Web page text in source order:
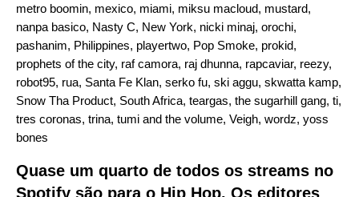
metro boomin, mexico, miami, miksu macloud, mustard,
nanpa basico, Nasty C, New York, nicki minaj, orochi,
pashanim, Philippines, playertwo, Pop Smoke, prokid,
prophets of the city, raf camora, raj dhunna, rapcaviar, reezy,
robot95, rua, Santa Fe Klan, serko fu, ski aggu, skwatta kamp,
Snow Tha Product, South Africa, teargas, the sugarhill gang, ti,
tres coronas, trina, tumi and the volume, Veigh, wordz, yoss
bones
Quase um quarto de todos os streams no
Spotify são para o Hip Hop. Os editores